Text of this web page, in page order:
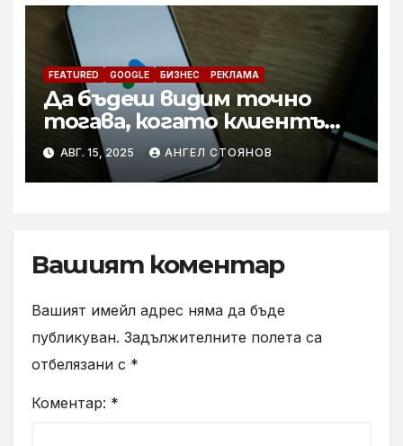
FEATURED GOOGLE БИЗНЕС РЕКЛАМА
Да бъдеш видим точно
тогава, когато клиентът
търси. Grow Easy
пренарежда правилата на
Google Ads рекламата
АВГ. 15, 2025 АНГЕЛ СТОЯНОВ
Вашият коментар
Вашият имейл адрес няма да бъде
публикуван. Задължителните полета са
отбелязани с *
Коментар: *